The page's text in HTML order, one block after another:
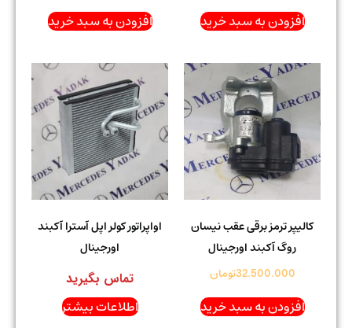
افزودن به سبد خرید افزودن به سبد خرید
کالیپر ترمز برقی عقب نیسان
روگ آکبند اورجینال
32.500.000تومان
افزودن به سبد خرید
اواپراتور کولر اپل آسترا آکبند
اورجینال
تماس بگیرید
اطلاعات بیشتر